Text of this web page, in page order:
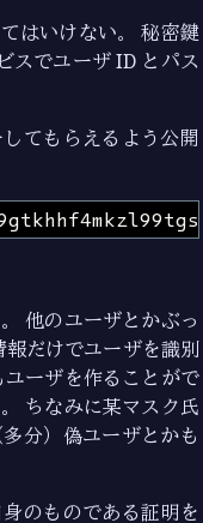
はいけない。 秘密鍵
スでユーザ ID とパス
てもらえるよう公開
他のユーザとかぶっ
だけでユーザを識別
ーザを作ることがで
ちなみに某マスク氏
分）偽ユーザとかも
のものである証明を